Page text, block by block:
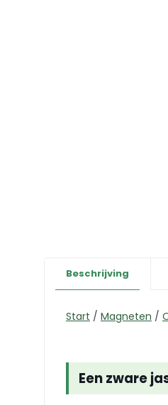
Beschrijving
Start / Magneten /
Een zware